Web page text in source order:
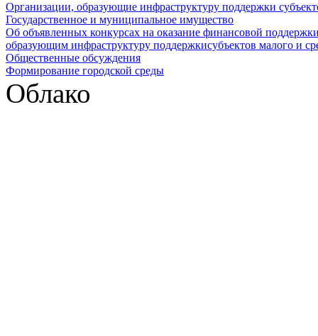
Организации, образующие инфраструктуру поддержки
Государственное и муниципальное имущество
Об объявленных конкурсах на оказание финансовой
образующим инфраструктуру поддержкисубъектов малого и
Общественные обсуждения
Формирование городской среды
Облако